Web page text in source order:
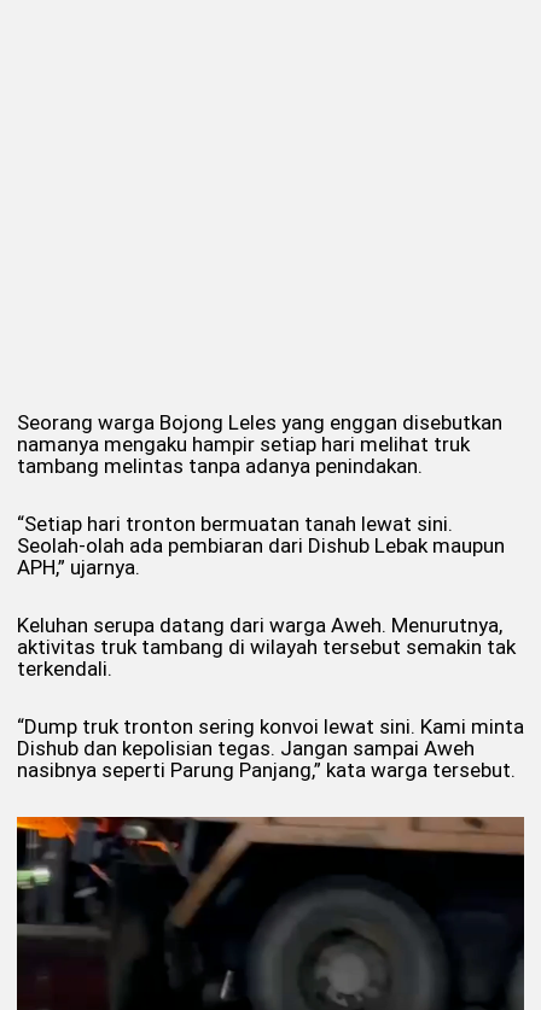
Seorang warga Bojong Leles yang enggan disebutkan
namanya mengaku hampir setiap hari melihat truk
tambang melintas tanpa adanya penindakan.
“Setiap hari tronton bermuatan tanah lewat sini.
Seolah-olah ada pembiaran dari Dishub Lebak maupun
APH,” ujarnya.
Keluhan serupa datang dari warga Aweh. Menurutnya,
aktivitas truk tambang di wilayah tersebut semakin tak
terkendali.
“Dump truk tronton sering konvoi lewat sini. Kami minta
Dishub dan kepolisian tegas. Jangan sampai Aweh
nasibnya seperti Parung Panjang,” kata warga tersebut.